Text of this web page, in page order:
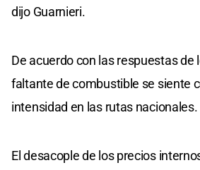
dijo Guarnieri.
De acuerdo con las respuestas de
faltante de combustible se siente
intensidad en las rutas nacionales.
El desacople de los precios